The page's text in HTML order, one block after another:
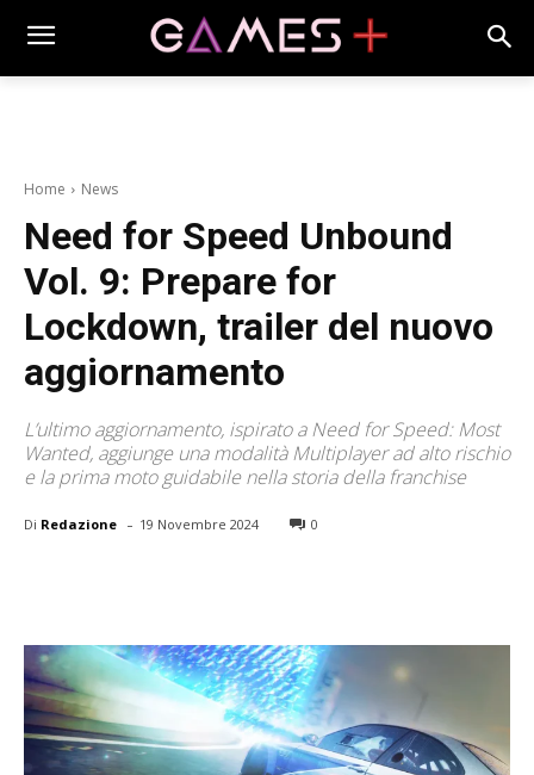
Home News
Need for Speed Unbound
Vol. 9: Prepare for
Lockdown, trailer del nuovo
aggiornamento
L’ultimo aggiornamento, ispirato a Need for Speed: Most
Wanted, aggiunge una modalità Multiplayer ad alto rischio
e la prima moto guidabile nella storia della franchise
Di Redazione - 19 Novembre 2024 0